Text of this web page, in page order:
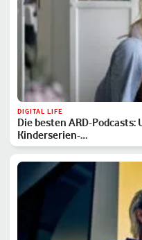
DIGITAL LIFE
Die besten ARD-Podcasts:
Kinderserien-…